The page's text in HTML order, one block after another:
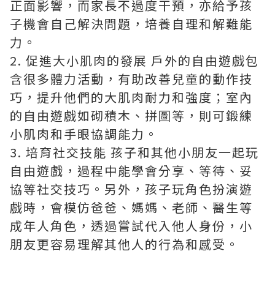
正面影響，而家長不過度干預，亦給予孩
子機會自己解決問題，培養自理和解難能
力。
2. 促進大小肌肉的發展 戶外的自由遊戲包
含很多體力活動，有助改善兒童的動作技
巧，提升他們的大肌肉耐力和強度；室內
的自由遊戲如砌積木、拼圖等，則可鍛練
小肌肉和手眼協調能力。
3. 培育社交技能 孩子和其他小朋友一起玩
自由遊戲，過程中能學會分享、等待、妥
協等社交技巧。另外，孩子玩角色扮演遊
戲時，會模仿爸爸、媽媽、老師、醫生等
成年人角色，透過嘗試代入他人身份，小
朋友更容易理解其他人的行為和感受。